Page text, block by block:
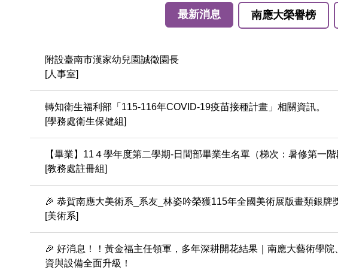
最新消息 南應大榮譽榜
附設臺南市漢家幼兒園誠徵園長
[人事室]
轉知衛生福利部「115-116年COVID-19疫苗接種計畫」相關資訊。
[學務處衛生保健組]
【畢業】11４學年度第二學期-日間部畢業生名單（梯次：暑修第一階
[教務處註冊組]
​​​​​​​🎉 恭賀南應大美術系_系友_林姿吟榮獲115年全國美術展版畫類銀牌
[美術系]
🎉 好消息！！黃金福主任領軍，多年深耕開花結果｜南應大藝術學
資與設備全面升級！